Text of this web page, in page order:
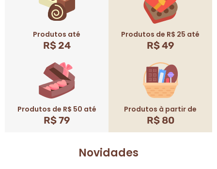
Produtos até
R$ 24
Produtos de R$ 25 até
R$ 49
Produtos de R$ 50 até
R$ 79
Produtos à partir de
R$ 80
Novidades